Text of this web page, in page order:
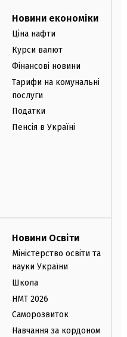
Новини економіки
Ціна нафти
Курси валют
Фінансові новини
Тарифи на комунальні
послуги
Податки
Пенсія в Україні
Новини Освіти
Міністерство освіти та
науки України
Школа
НМТ 2026
Саморозвиток
Навчання за кордоном